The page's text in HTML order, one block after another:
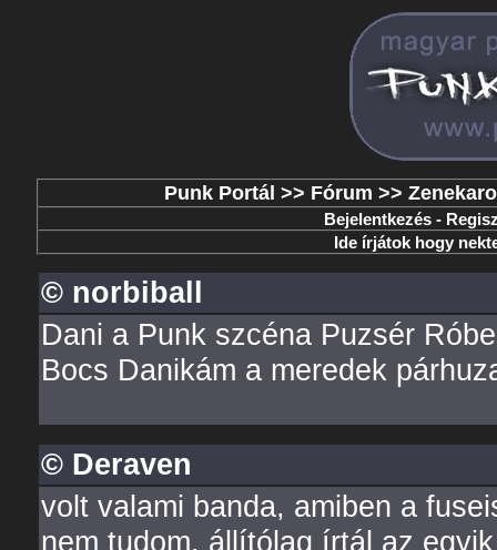
Punk Portál >> Fórum >>
Bejelentkezés -
Ide írjátok hogy
© norbiball
Dani a Punk szcéna Puzsér
Bocs Danikám a meredek
© Deraven
volt valami banda, amiben a
nem tudom. állítólag írtál az